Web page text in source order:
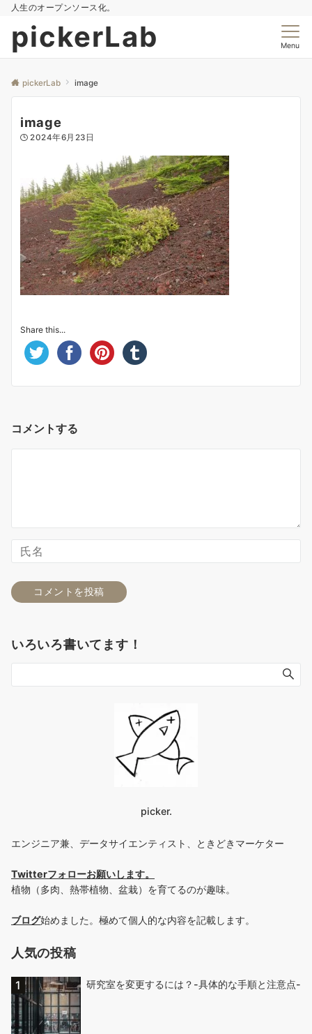
人生のオープンソース化。
pickerLab Menu
pickerLab image
image
2024年6月23日
Share this...
コメントする
いろいろ書いてます！
picker.
エンジニア兼、データサイエンティスト、ときどきマーケター
Twitterフォローお願いします。
植物（多肉、熱帯植物、盆栽）を育てるのが趣味。
ブログ始めました。極めて個人的な内容を記載します。
人気の投稿
研究室を変更するには？-具体的な手順と注意点-